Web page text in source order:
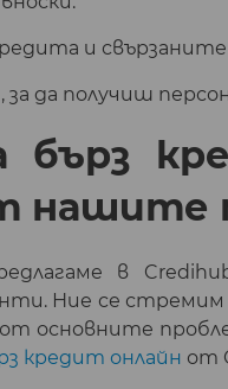
и свързаните
да получиш
бърз
нашите
в
Ние се стремим
от основните
кредит онлайн от